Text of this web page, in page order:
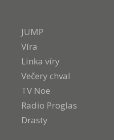
JUMP
Víra
Linka víry
Večery chval
TV Noe
Radio Proglas
Drasty